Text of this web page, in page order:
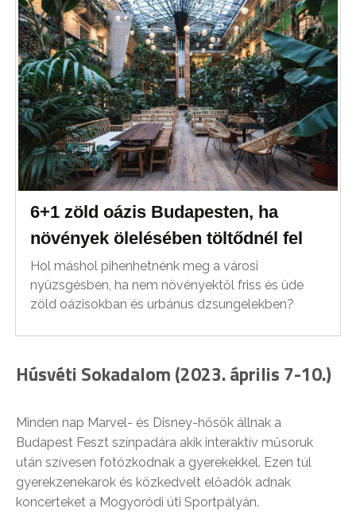
6+1 zöld oázis Budapesten, ha
növények ölelésében töltődnél fel
Hol máshol pihenhetnénk meg a városi
nyüzsgésben, ha nem növényektől friss és üde
zöld oázisokban és urbánus dzsungelekben?
Húsvéti Sokadalom (2023. április 7-10.)
Minden nap Marvel- és Disney-hősök állnak a
Budapest Feszt színpadára akik interaktív műsoruk
után szívesen fotózkodnak a gyerekekkel. Ezen túl
gyerekzenekarok és közkedvelt előadók adnak
koncerteket a Mogyoródi úti Sportpályán.